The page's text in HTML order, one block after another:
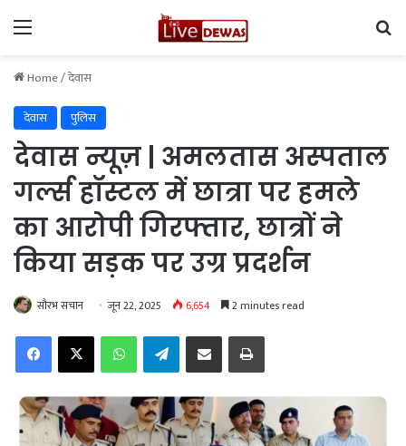
Menu
Home/देवास
देवास
पुलिस
देवास न्यूज़ | अमलतास अस्पताल
गर्ल्स हॉस्टल में छात्रा पर हमले
का आरोपी गिरफ्तार, छात्रों ने
किया सड़क पर उग्र प्रदर्शन
सौरभ सचान जून 22, 2025 6,654 2 minutes read
FacebookX WhatsAppTelegramShare via Email Print